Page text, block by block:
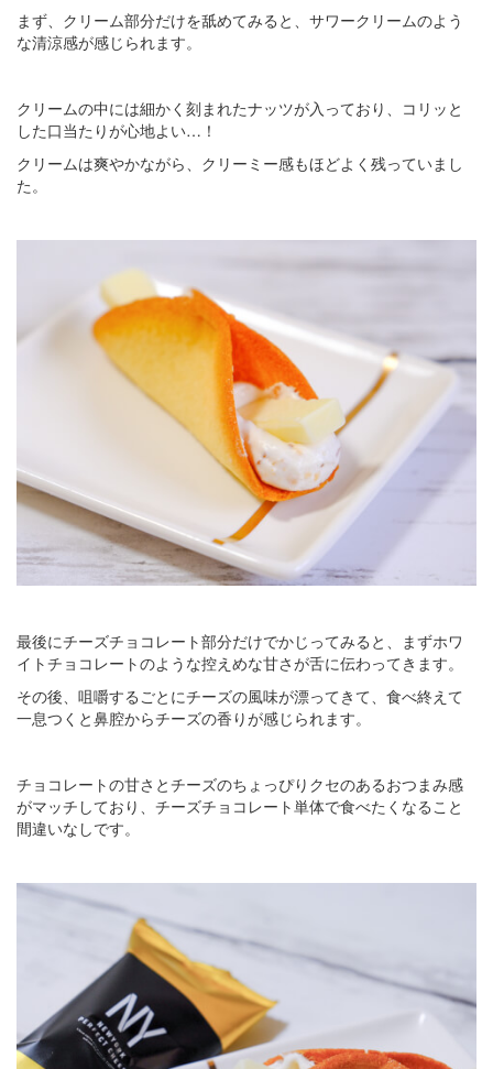
まず、クリーム部分だけを舐めてみると、サワークリームのよう
な清涼感が感じられます。
クリームの中には細かく刻まれたナッツが入っており、コリッと
した口当たりが心地よい…！
クリームは爽やかながら、クリーミー感もほどよく残っていまし
た。
最後にチーズチョコレート部分だけでかじってみると、まずホワ
イトチョコレートのような控えめな甘さが舌に伝わってきます。
その後、咀嚼するごとにチーズの風味が漂ってきて、食べ終えて
一息つくと鼻腔からチーズの香りが感じられます。
チョコレートの甘さとチーズのちょっぴりクセのあるおつまみ感
がマッチしており、チーズチョコレート単体で食べたくなること
間違いなしです。